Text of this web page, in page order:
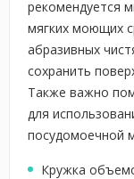
рекомендуется
мягких моющих
абразивных
сохранить
Также важно
для
посудомоечной
Кружка